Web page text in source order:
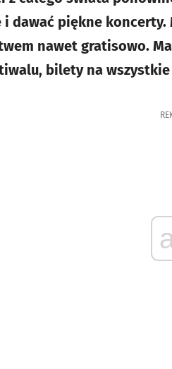
dawać piękne koncerty.
nawet gratisowo.
bilety na